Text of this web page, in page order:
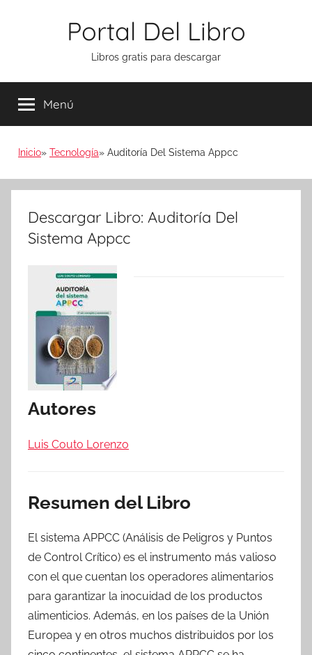
Portal Del Libro
Libros gratis para descargar
Menú
Inicio Tecnología Auditoría Del Sistema Appcc
Descargar Libro: Auditoría Del
Sistema Appcc
Autores
Luis Couto Lorenzo
Resumen del Libro
El sistema APPCC (Análisis de Peligros y Puntos
de Control Crítico) es el instrumento más valioso
con el que cuentan los operadores alimentarios
para garantizar la inocuidad de los productos
alimenticios. Además, en los países de la Unión
Europea y en otros muchos distribuidos por los